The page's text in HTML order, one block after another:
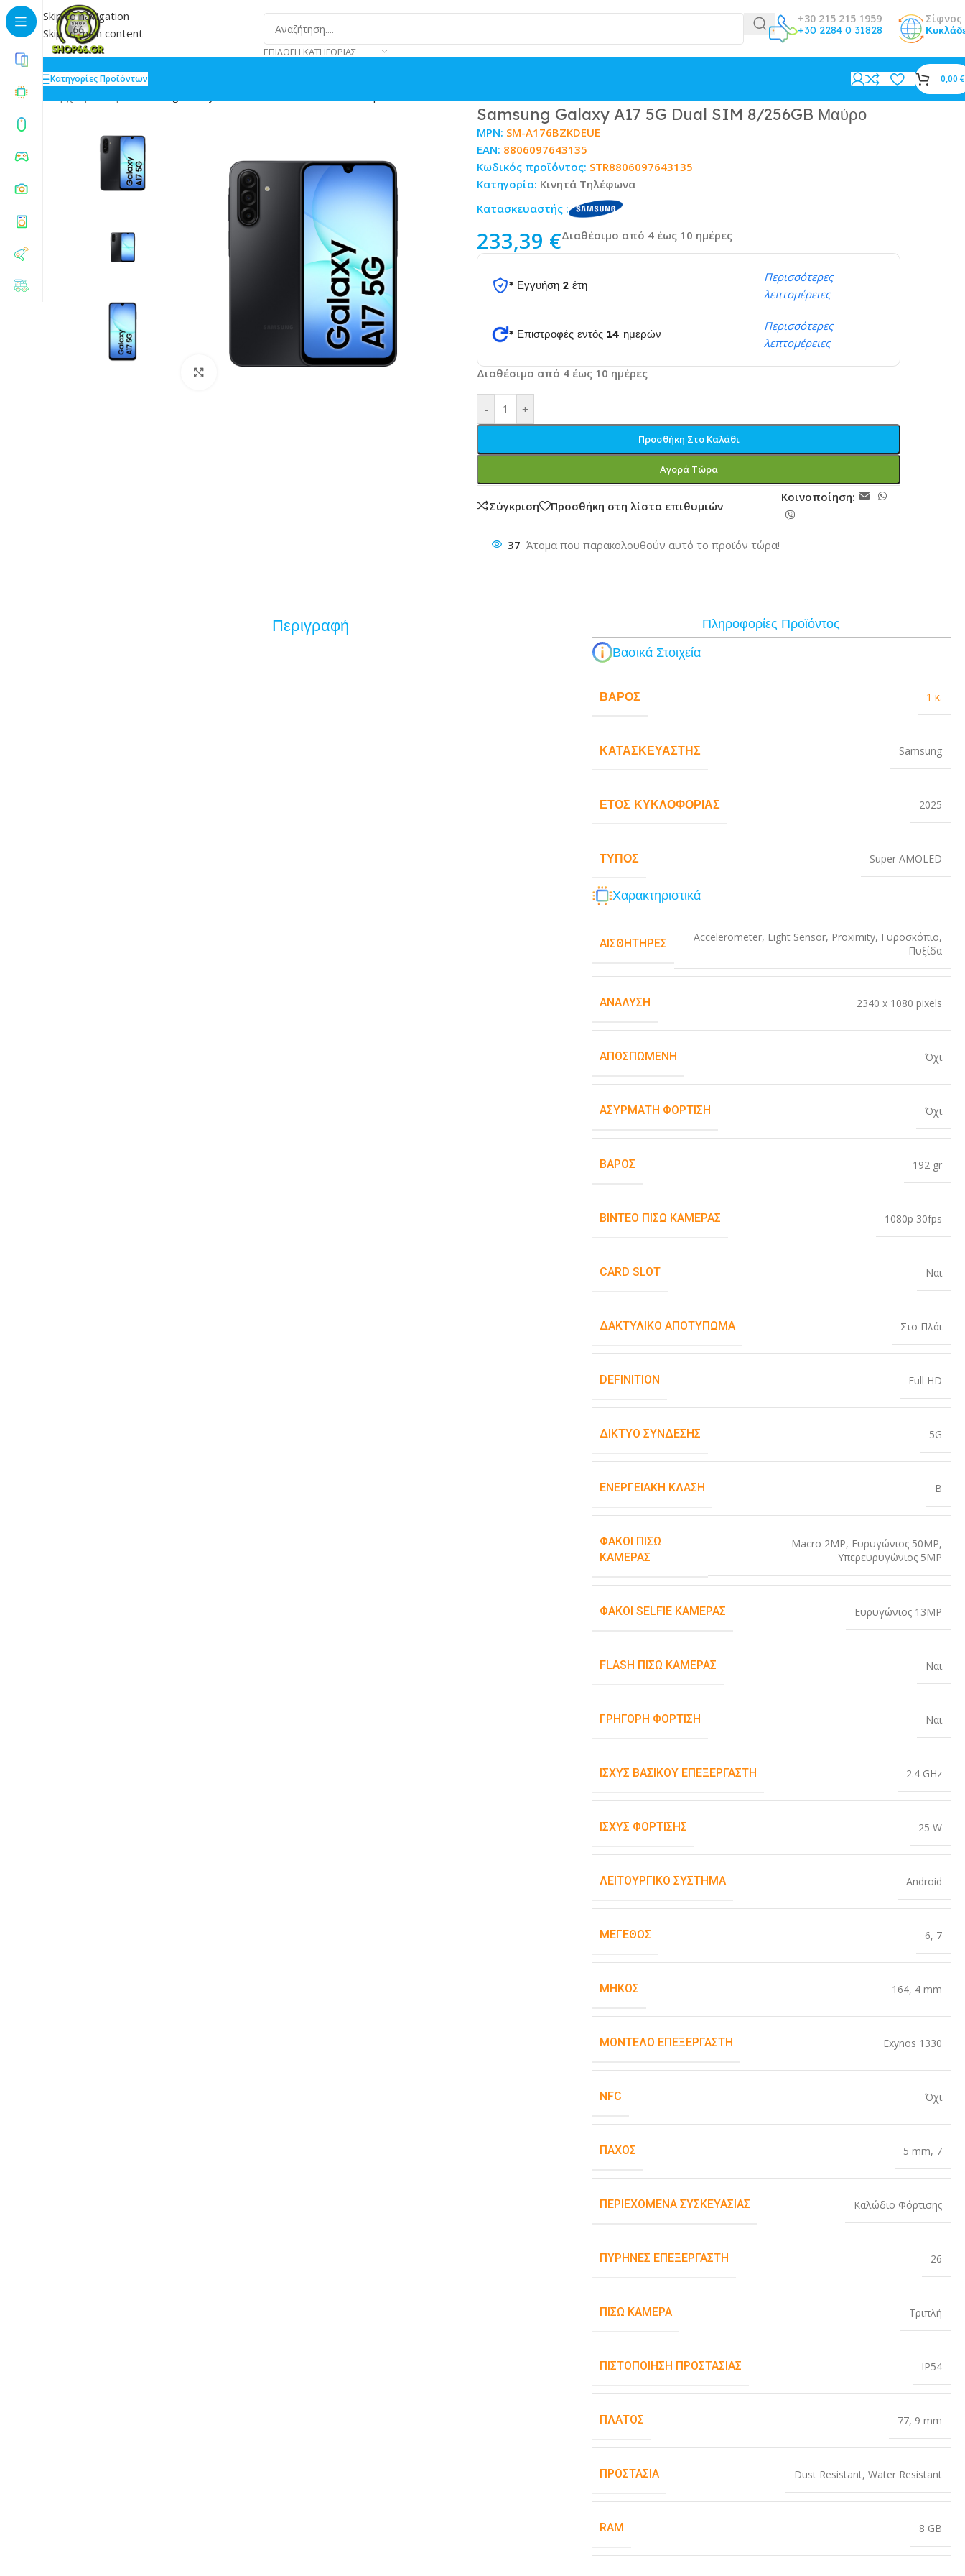
Skip to navigation
Skip to main content
ΕΠΙΛΟΓΉ ΚΑΤΗΓΟΡΊΑΣ
+30 215 215 1959
+30 2284 0 31828
Σίφνος
Κατηγορίες Προϊόντων 0,00 €
Κάντε κλικ για μεγέθυνση
Samsung Galaxy A17 5G Dual SIM 8/256GB Μαύρο
Κατασκευαστής :
MPN: SM-A176BZKDEUE
EAN: 8806097643135
Κωδικός προϊόντος: STR8806097643135
Κατηγορία: Κινητά Τηλέφωνα
233,39 €Διαθέσιμο από 4 έως 10 ημέρες
* Εγγυήση 2 έτη
Περισσότερες
λεπτομέρειες
* Επιστροφές εντός 14 ημερών
Περισσότερες
λεπτομέρειες
Διαθέσιμο από 4 έως 10 ημέρες
- +
Προσθήκη Στο Καλάθι
Αγορά Τώρα
Σύγκριση Προσθήκη στη λίστα επιθυμιών
Κοινοποίηση:
37 Άτομα που παρακολουθούν αυτό το προϊόν τώρα!
Περιγραφή
Πληροφορίες Προϊόντος
Βασικά Στοιχεία
ΒΆΡΟΣ 1 κ.
ΚΑΤΑΣΚΕΥΑΣΤΉΣ Samsung
ΈΤΟΣ ΚΥΚΛΟΦΟΡΊΑΣ 2025
ΤΎΠΟΣ Super AMOLED
Χαρακτηριστικά
ΑΙΣΘΗΤΉΡΕΣ Accelerometer, Light Sensor, Proximity, Γυροσκόπιο,
Πυξίδα
ΑΝΆΛΥΣΗ 2340 x 1080 pixels
ΑΠΟΣΠΏΜΕΝΗ Όχι
ΑΣΎΡΜΑΤΗ ΦΌΡΤΙΣΗ Όχι
ΒΆΡΟΣ 192 gr
ΒΊΝΤΕΟ ΠΊΣΩ ΚΆΜΕΡΑΣ 1080p 30fps
CARD SLOT Ναι
ΔΑΚΤΥΛΙΚΌ ΑΠΟΤΎΠΩΜΑ Στο Πλάι
DEFINITION Full HD
ΔΊΚΤΥΟ ΣΎΝΔΕΣΗΣ 5G
ΕΝΕΡΓΕΙΑΚΉ ΚΛΆΣΗ B
ΦΑΚΟΊ ΠΊΣΩ
ΚΆΜΕΡΑΣ
Macro 2MP, Ευρυγώνιος 50MP,
Υπερευρυγώνιος 5MP
ΦΑΚΟΊ SELFIE ΚΆΜΕΡΑΣ Ευρυγώνιος 13MP
FLASH ΠΊΣΩ ΚΆΜΕΡΑΣ Ναι
ΓΡΉΓΟΡΗ ΦΌΡΤΙΣΗ Ναι
ΙΣΧΎΣ ΒΑΣΙΚΟΎ ΕΠΕΞΕΡΓΑΣΤΉ 2.4 GHz
ΙΣΧΎΣ ΦΌΡΤΙΣΗΣ 25 W
ΛΕΙΤΟΥΡΓΙΚΌ ΣΎΣΤΗΜΑ Android
ΜΈΓΕΘΟΣ 6, 7
ΜΉΚΟΣ 164, 4 mm
ΜΟΝΤΈΛΟ ΕΠΕΞΕΡΓΑΣΤΉ Exynos 1330
NFC Όχι
ΠΆΧΟΣ 5 mm, 7
ΠΕΡΙΕΧΌΜΕΝΑ ΣΥΣΚΕΥΑΣΊΑΣ Καλώδιο Φόρτισης
ΠΥΡΉΝΕΣ ΕΠΕΞΕΡΓΑΣΤΉ 26
ΠΊΣΩ ΚΆΜΕΡΑ Τριπλή
ΠΙΣΤΟΠΟΊΗΣΗ ΠΡΟΣΤΑΣΊΑΣ IP54
ΠΛΆΤΟΣ 77, 9 mm
ΠΡΟΣΤΑΣΊΑ Dust Resistant, Water Resistant
RAM 8 GB